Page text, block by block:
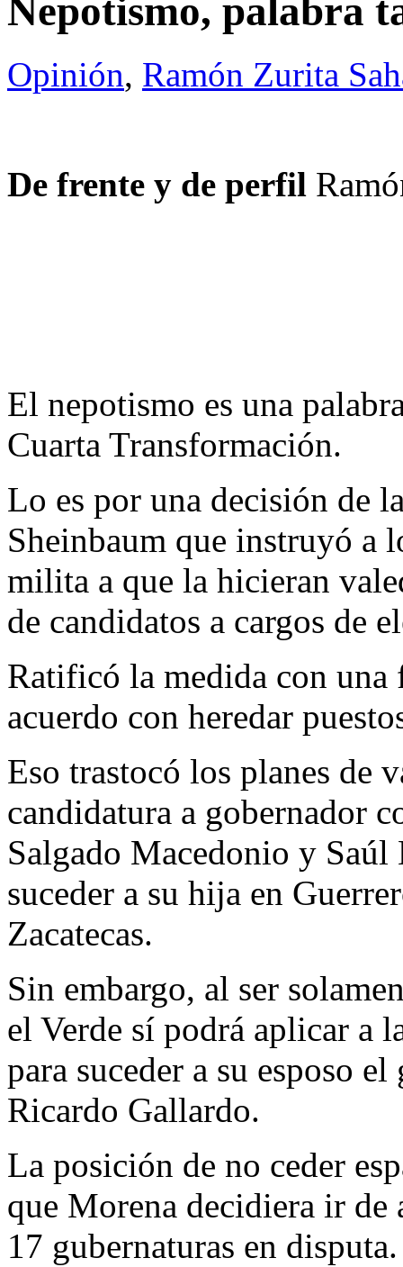
Nepotismo, palabra
Opinión, Ramón Zurita
De frente y de perfil
El nepotismo es una
Cuarta Transformación.
Lo es por una decisión de
Sheinbaum que instruyó a
milita a que la hicieran
de candidatos a cargos de
Ratificó la medida con una
acuerdo con heredar
Eso trastocó los planes de
candidatura a gobernador
Salgado Macedonio y
suceder a su hija en
Zacatecas.
Sin embargo, al ser
el Verde sí podrá aplicar a
para suceder a su esposo
Ricardo Gallardo.
La posición de no ceder
que Morena decidiera ir de
17 gubernaturas en disputa.